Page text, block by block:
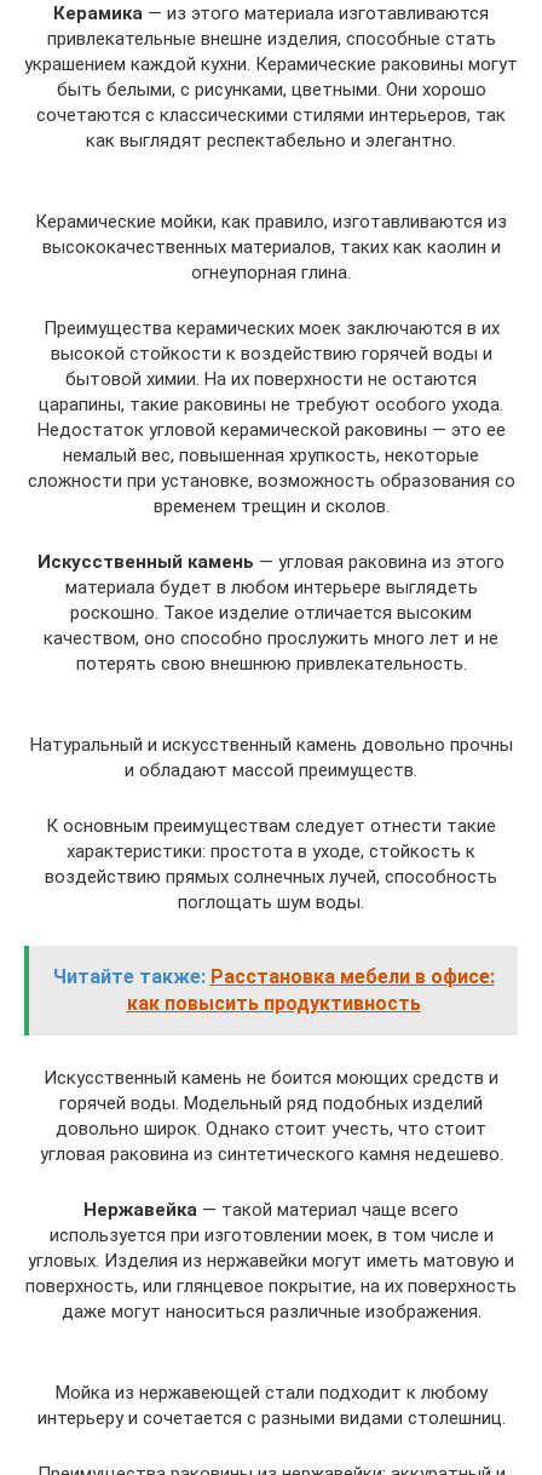
Керамика — из этого материала изготавливаются
привлекательные внешне изделия, способные стать
украшением каждой кухни. Керамические раковины могут
быть белыми, с рисунками, цветными. Они хорошо
сочетаются с классическими стилями интерьеров, так
как выглядят респектабельно и элегантно.
Керамические мойки, как правило, изготавливаются из
высококачественных материалов, таких как каолин и
огнеупорная глина.
Преимущества керамических моек заключаются в их
высокой стойкости к воздействию горячей воды и
бытовой химии. На их поверхности не остаются
царапины, такие раковины не требуют особого ухода.
Недостаток угловой керамической раковины — это ее
немалый вес, повышенная хрупкость, некоторые
сложности при установке, возможность образования со
временем трещин и сколов.
Искусственный камень — угловая раковина из этого
материала будет в любом интерьере выглядеть
роскошно. Такое изделие отличается высоким
качеством, оно способно прослужить много лет и не
потерять свою внешнюю привлекательность.
Натуральный и искусственный камень довольно прочны
и обладают массой преимуществ.
К основным преимуществам следует отнести такие
характеристики: простота в уходе, стойкость к
воздействию прямых солнечных лучей, способность
поглощать шум воды.
Читайте также: Расстановка мебели в офисе:
как повысить продуктивность
Искусственный камень не боится моющих средств и
горячей воды. Модельный ряд подобных изделий
довольно широк. Однако стоит учесть, что стоит
угловая раковина из синтетического камня недешево.
Нержавейка — такой материал чаще всего
используется при изготовлении моек, в том числе и
угловых. Изделия из нержавейки могут иметь матовую и
поверхность, или глянцевое покрытие, на их поверхность
даже могут наноситься различные изображения.
Мойка из нержавеющей стали подходит к любому
интерьеру и сочетается с разными видами столешниц.